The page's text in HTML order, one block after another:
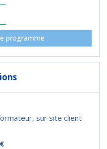
programme
sur site client